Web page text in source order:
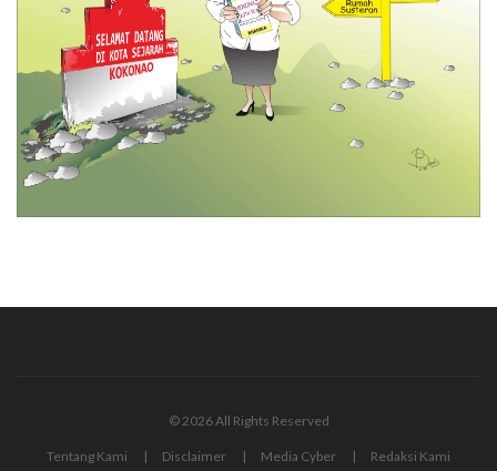
© 2026 All Rights Reserved
Tentang Kami Disclaimer Media Cyber Redaksi Kami